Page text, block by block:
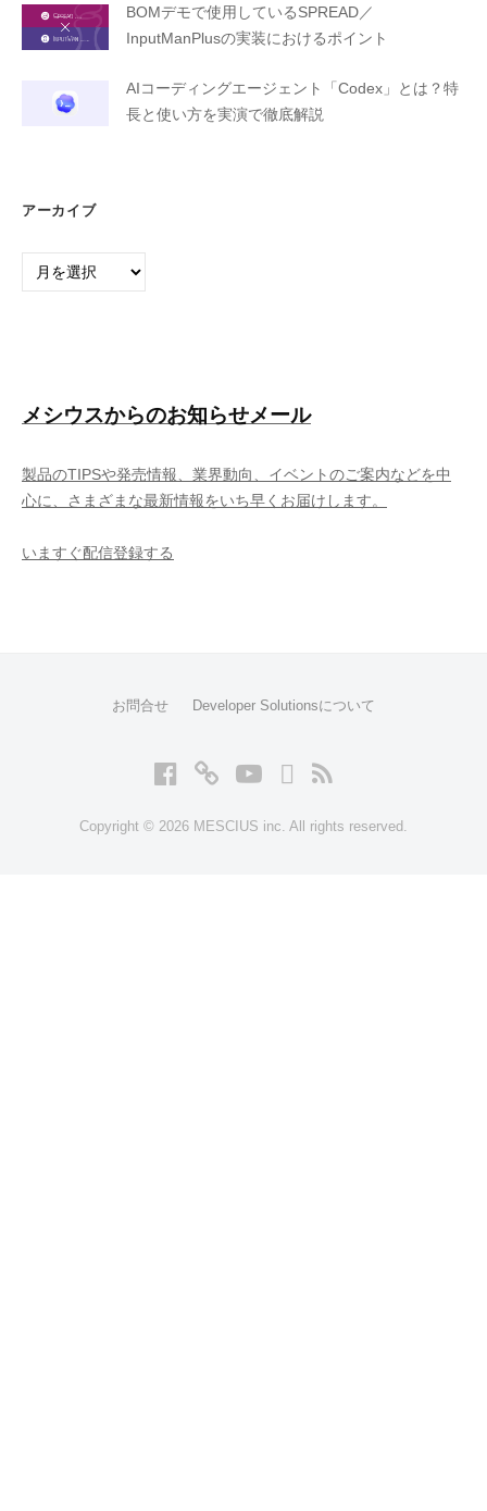
BOMデモで使用しているSPREAD／
InputManPlusの実装におけるポイント
AIコーディングエージェント「Codex」とは？特
長と使い方を実演で徹底解説
アーカイブ
ア
メシウスからのお知らせメール
製品のTIPSや発売情報、業界動向、イベントのご案内などを中
心に、さまざまな最新情報をいち早くお届けします。
いますぐ配信登録する
お問合せ Developer Solutionsについて
Facebook
TwitterYouTubeLinkedIn
Copyright © 2026 MESCIUS inc. All rights reserved.